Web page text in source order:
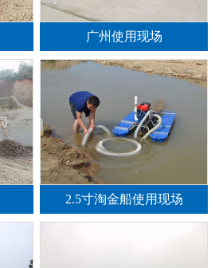
广州使用现场
2.5寸淘金船使用现场